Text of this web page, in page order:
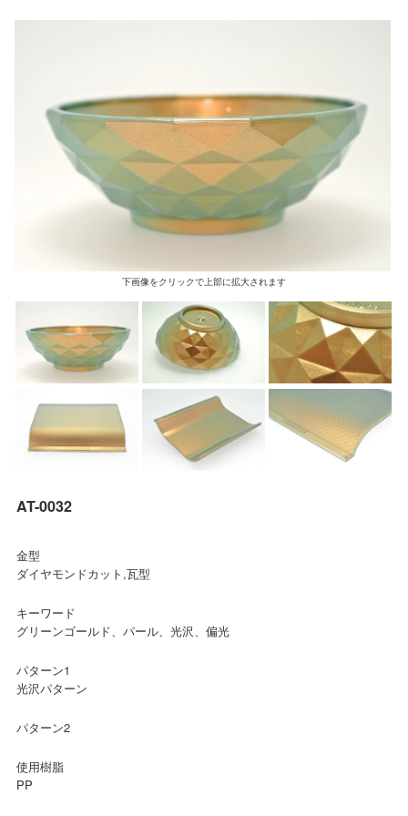
下画像をクリックで上部に拡大されます
AT-0032
金型
ダイヤモンドカット,瓦型
キーワード
グリーンゴールド、パール、光沢、偏光
パターン1
光沢パターン
パターン2
使用樹脂
PP